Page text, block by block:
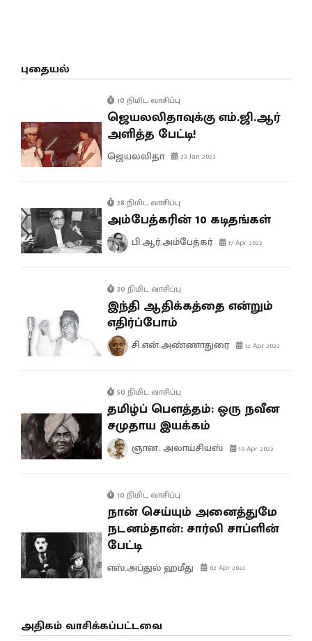
புதையல்
10 நிமிட வாசிப்பு
ஜெயலலிதாவுக்கு எம்.ஜி.ஆர்
அளித்த பேட்டி!
ஜெயலலிதா 23 Jan 2023
28 நிமிட வாசிப்பு
அம்பேத்கரின் 10 கடிதங்கள்
பி.ஆர்.அம்பேத்கர் 17 Apr 2022
30 நிமிட வாசிப்பு
இந்தி ஆதிக்கத்தை என்றும்
எதிர்ப்போம்
சி.என்.அண்ணாதுரை 12 Apr 2022
50 நிமிட வாசிப்பு
தமிழ்ப் பௌத்தம்: ஒரு நவீன
சமுதாய இயக்கம்
ஞான. அலாய்சியஸ் 10 Apr 2022
10 நிமிட வாசிப்பு
நான் செய்யும் அனைத்துமே
நடனம்தான்: சார்லி சாப்ளின்
பேட்டி
எஸ்.அப்துல் ஹமீது 02 Apr 2022
அதிகம் வாசிக்கப்பட்டவை